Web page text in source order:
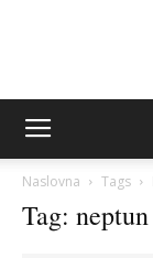
Naslovna Tags
Tag: